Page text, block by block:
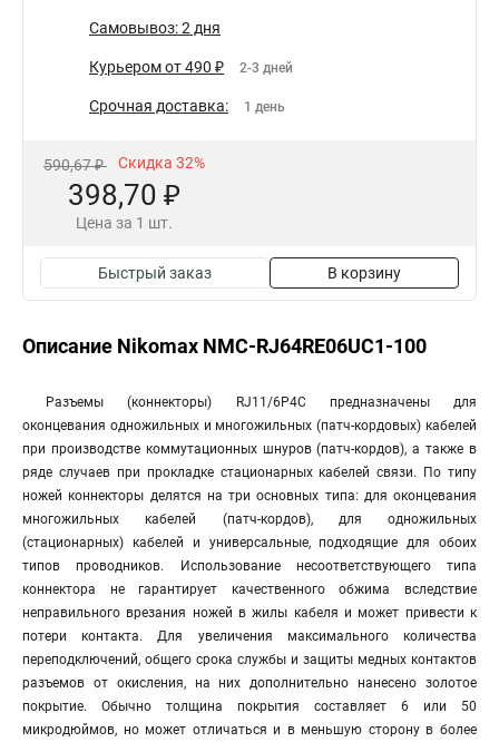
Самовывоз: 2 дня
Курьером от 490 ₽ 2-3 дней
Срочная доставка: 1 день
590,67 ₽ Скидка 32%
398,70 ₽
Цена за 1 шт.
Быстрый заказ В корзину
Описание Nikomax NMC-RJ64RE06UC1-100
Разъемы (коннекторы) RJ11/6P4C предназначены для
оконцевания одножильных и многожильных (патч-кордовых) кабелей
при производстве коммутационных шнуров (патч-кордов), а также в
ряде случаев при прокладке стационарных кабелей связи. По типу
ножей коннекторы делятся на три основных типа: для оконцевания
многожильных кабелей (патч-кордов), для одножильных
(стационарных) кабелей и универсальные, подходящие для обоих
типов проводников. Использование несоответствующего типа
коннектора не гарантирует качественного обжима вследствие
неправильного врезания ножей в жилы кабеля и может привести к
потери контакта. Для увеличения максимального количества
переподключений, общего срока службы и защиты медных контактов
разъемов от окисления, на них дополнительно нанесено золотое
покрытие. Обычно толщина покрытия составляет 6 или 50
микродюймов, но может отличаться и в меньшую сторону в более